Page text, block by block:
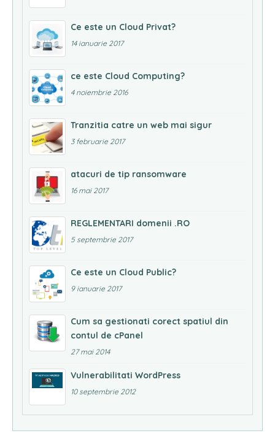
Ce este un Cloud Privat?
14 ianuarie 2017
ce este Cloud Computing?
4 noiembrie 2016
Tranzitia catre un web mai sigur
3 februarie 2017
atacuri de tip ransomware
16 mai 2017
REGLEMENTARI domenii .RO
5 septembrie 2017
Ce este un Cloud Public?
9 ianuarie 2017
Cum sa gestionati corect spatiul din
contul de cPanel
27 mai 2014
Vulnerabilitati WordPress
10 septembrie 2012